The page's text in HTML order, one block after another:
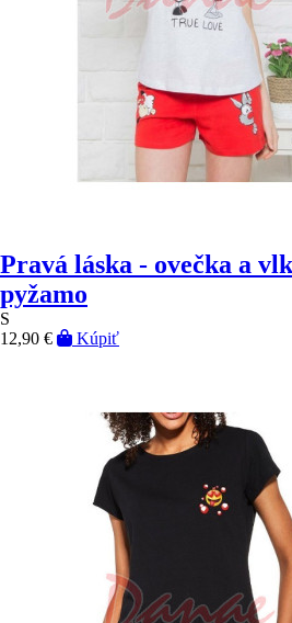
Pravá láska - ovečka a
pyžamo
S
12,90 €
Kúpiť